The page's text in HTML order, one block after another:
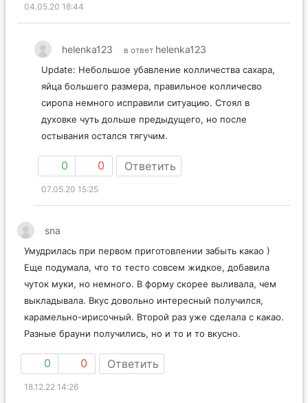
04.05.20 18:44
helenka123 в ответ helenka123
Update: Небольшое убавление колличества сахара,
яйца большего размера, правильное колличесво
сиропа немного исправили ситуацию. Стоял в
духовке чуть дольше предыдущего, но после
остывания остался тягучим.
0 0 Ответить
07.05.20 15:25
sna
Умудрилась при первом приготовлении забыть какао )
Еще подумала, что то тесто совсем жидкое, добавила
чуток муки, но немного. В форму скорее выливала, чем
выкладывала. Вкус довольно интересный получился,
карамельно-ирисочный. Второй раз уже сделала с какао.
Разные брауни получились, но и то и то вкусно.
0 0 Ответить
18.12.22 14:26